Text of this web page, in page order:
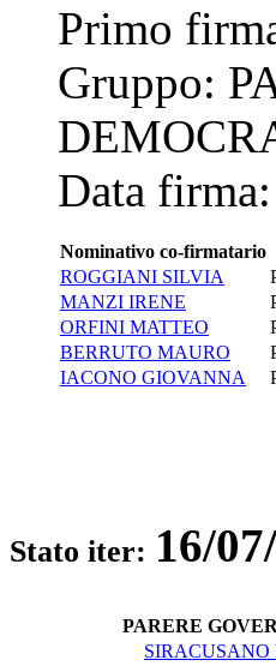
Primo
Gruppo:
Data firma:
Nominativo co-firmatario
ROGGIANI SILVIA
MANZI IRENE
ORFINI MATTEO
BERRUTO MAURO
IACONO GIOVANNA
Stato iter: 16/
PARERE